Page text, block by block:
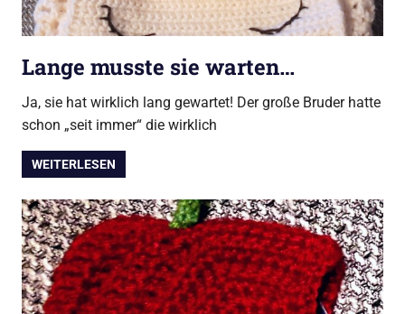
Lange musste sie warten…
Ja, sie hat wirklich lang gewartet! Der große Bruder hatte
schon „seit immer“ die wirklich
WEITERLESEN